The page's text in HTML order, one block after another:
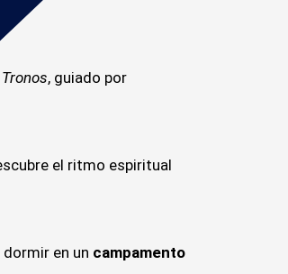
Tronos, guiado por
el ritmo espiritual
en un campamento